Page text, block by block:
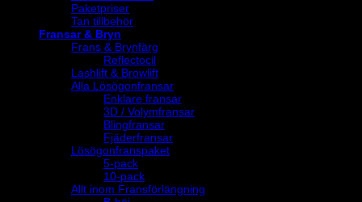
Paketpriser
Tan tillbehör
Fransar & Bryn
Frans & Brynfärg
Reflectocil
Lashlift & Browlift
Alla Lösögonfransar
Enklare fransar
3D / Volymfransar
Blingfransar
Fjäderfransar
Lösögonfranspaket
5-pack
10-pack
Allt inom Fransförlängning